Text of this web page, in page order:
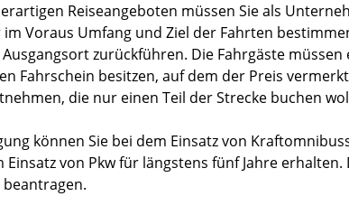
Reiseangeboten müssen Sie als
Voraus Umfang und Ziel der Fahrten
zurückführen. Die Fahrgäste
Fahrschein besitzen, auf dem der Preis
die nur einen Teil der Strecke buchen
können Sie bei dem Einsatz von
Einsatz von Pkw für längstens fünf Jahre